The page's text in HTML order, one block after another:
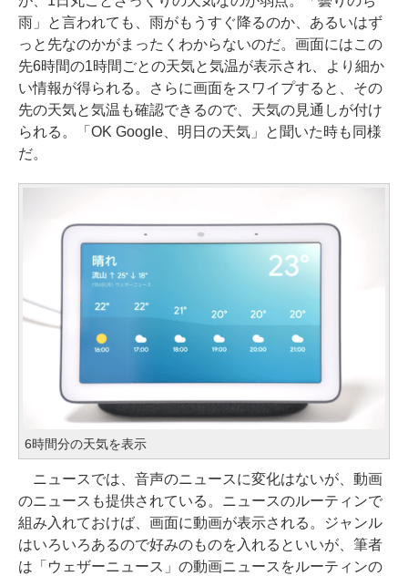
雨」と言われても、雨がもうすぐ降るのか、あるいはず
っと先なのかがまったくわからないのだ。画面にはこの
先6時間の1時間ごとの天気と気温が表示され、より細か
い情報が得られる。さらに画面をスワイプすると、その
先の天気と気温も確認できるので、天気の見通しが付け
られる。「OK Google、明日の天気」と聞いた時も同様
だ。
6時間分の天気を表示
ニュースでは、音声のニュースに変化はないが、動画
のニュースも提供されている。ニュースのルーティンで
組み入れておけば、画面に動画が表示される。ジャンル
はいろいろあるので好みのものを入れるといいが、筆者
は「ウェザーニュース」の動画ニュースをルーティンの